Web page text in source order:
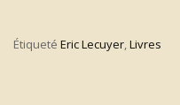
Étiqueté Eric Lecuyer,Livres